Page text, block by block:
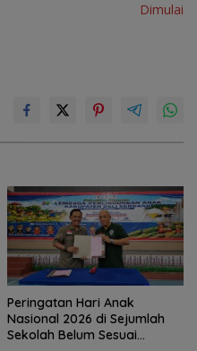
Dimulai
Peringatan Hari Anak
Nasional 2026 di Sejumlah
Sekolah Belum Sesuai